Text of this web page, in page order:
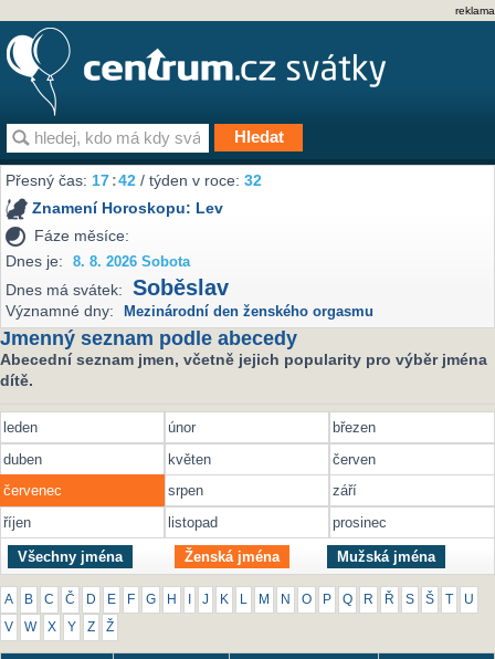
reklama
Přesný čas:17:42 / týden v roce:32
Znamení Horoskopu: Lev
Fáze měsíce:
Dnes je:
8. 8. 2026 Sobota
Dnes má svátek: Soběslav
Významné dny: Mezinárodní den ženského orgasmu
Jmenný seznam podle abecedy
Abecední seznam jmen, včetně jejich popularity pro výběr jména
dítě.
leden únor
březen
duben
květen
červen
červenec
srpen
září
říjen
listopad prosinec
Všechny jména Ženská jména Mužská jména
A B C Č D E F G H J K M N O P Q R Ř S Š U
V W X Y Z Ž